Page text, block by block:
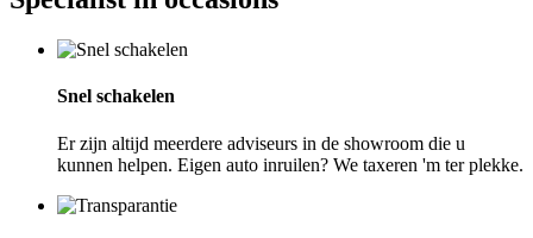
Snel schakelen
Er zijn altijd meerdere adviseurs in de showroom die u
kunnen helpen. Eigen auto inruilen? We taxeren 'm ter plekke.